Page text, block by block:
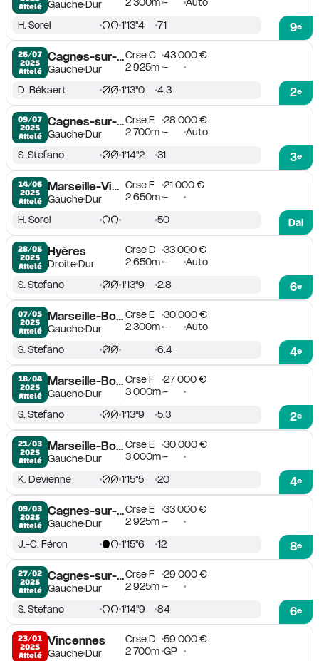
Attelé
GaucheDur
9e
H. Sorel 1'13''4 71
26/07
2025
Attelé
Cagnes-sur-Mer
GaucheDur
Crse C
43 000 €
2 925m -
2e
D. Békaert 1'13''0 4.3
09/07
2025
Attelé
Cagnes-sur-Mer
GaucheDur
Crse E
28 000 €
2 700m - Auto
3e
S. Stefano 1'14''2 31
14/06
2025
Attelé
Marseille-Vivaux
GaucheDur
Crse F
21 000 €
2 650m -
Dai
H. Sorel 50
28/05
2025
Attelé
Hyères
DroiteDur
Crse D
33 000 €
2 650m - Auto
6e
S. Stefano 1'13''9 2.8
07/05
2025
Attelé
Marseille-Borély
GaucheDur
Crse E
30 000 €
2 300m - Auto
4e
S. Stefano 6.4
18/04
2025
Attelé
Marseille-Borély
GaucheDur
Crse F
27 000 €
3 000m -
2e
S. Stefano 1'13''9 5.3
21/03
2025
Attelé
Marseille-Borély
GaucheDur
Crse E
30 000 €
3 000m -
4e
K. Devienne 1'15''5 20
09/03
2025
Attelé
Cagnes-sur-Mer
GaucheDur
Crse E
33 000 €
2 925m -
8e
J.-C. Féron 1'15''6 12
27/02
2025
Attelé
Cagnes-sur-Mer
GaucheDur
Crse F
29 000 €
2 925m -
6e
S. Stefano 1'14''9 84
23/01
2025
Attelé
Vincennes
GaucheDur
Crse D
59 000 €
2 700m GP